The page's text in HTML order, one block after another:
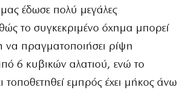
έδωσε πολύ μεγάλες
το συγκεκριμένο όχημα μπορεί
να πραγματοποιήσει ρίψη
6 κυβικών αλατιού, ενώ τo
τοποθετηθεί εμπρός έχει μήκος άνω